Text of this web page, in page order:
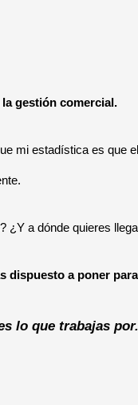
la gestión comercial.
mi estadística es
¿Y a dónde quieres
dispuesto a poner
lo que trabajas por.